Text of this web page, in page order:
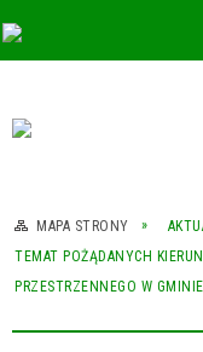
MAPA STRONY
TEMAT POŻĄDANYCH
PRZESTRZENNEGO W